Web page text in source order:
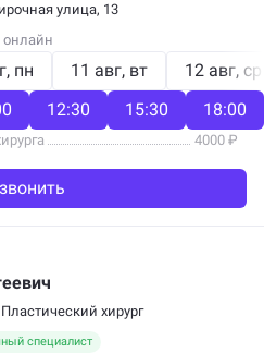
улица, 13
онлайн
пн 11 авг вт 12 авг ср
12:30 15:30 18:00
4000 ₽
Пластический хирург
специалист